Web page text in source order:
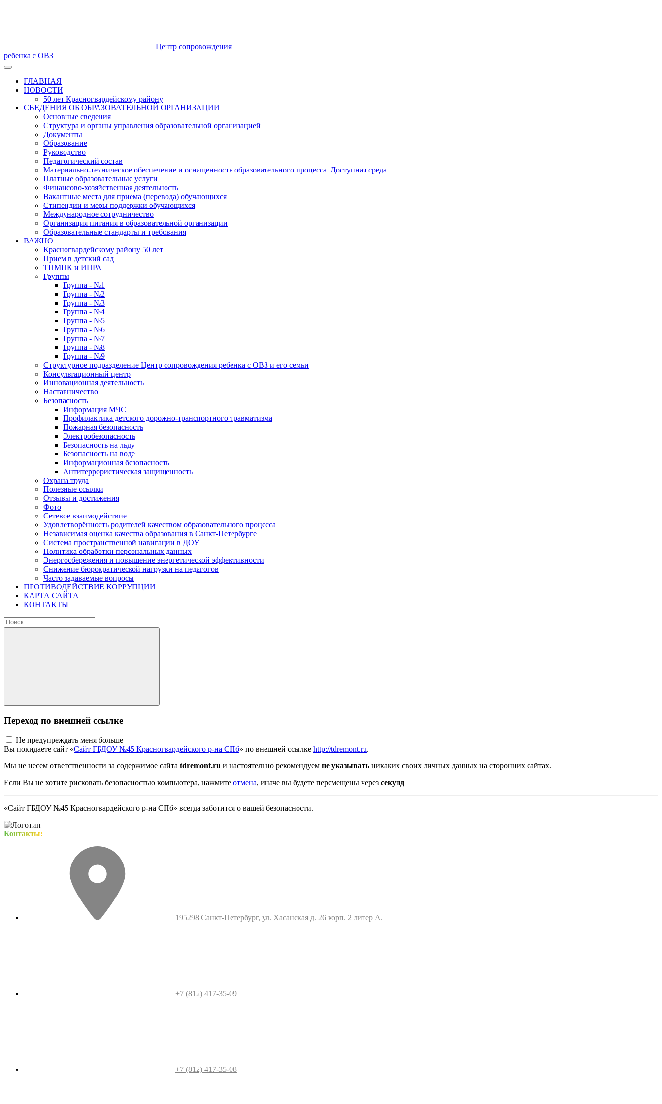
Центр сопровождения
ребенка с ОВЗ
ГЛАВНАЯ
НОВОСТИ
50 лет Красногвардейскому району
СВЕДЕНИЯ ОБ ОБРАЗОВАТЕЛЬНОЙ ОРГАНИЗАЦИИ
Основные сведения
Структура и органы управления образовательной организацией
Документы
Образование
Руководство
Педагогический состав
Материально-техническое обеспечение и оснащенность образовательного процесса. Доступная среда
Платные образовательные услуги
Финансово-хозяйственная деятельность
Вакантные места для приема (перевода) обучающихся
Стипендии и меры поддержки обучающихся
Международное сотрудничество
Организация питания в образовательной организации
Образовательные стандарты и требования
ВАЖНО
Красногвардейскому району 50 лет
Прием в детский сад
ТПМПК и ИПРА
Группы
Группа - №1
Группа - №2
Группа - №3
Группа - №4
Группа - №5
Группа - №6
Группа - №7
Группа - №8
Группа - №9
Структурное подразделение Центр сопровождения ребенка с ОВЗ и его семьи
Консультационный центр
Инновационная деятельность
Наставничество
Безопасность
Информация МЧС
Профилактика детского дорожно-транспортного травматизма
Пожарная безопасность
Электробезопасность
Безопасность на льду
Безопасность на воде
Информационная безопасность
Антитеррористическая защищенность
Охрана труда
Полезные ссылки
Отзывы и достижения
Фото
Сетевое взаимодействие
Удовлетворённость родителей качеством образовательного процесса
Независимая оценка качества образования в Санкт-Петербурге
Система пространственной навигации в ДОУ
Политика обработки персональных данных
Энергосбережения и повышение энергетической эффективности
Снижение бюрократической нагрузки на педагогов
Часто задаваемые вопросы
ПРОТИВОДЕЙСТВИЕ КОРРУПЦИИ
КАРТА САЙТА
КОНТАКТЫ
Переход по внешней ссылке
Не предупреждать меня больше
Вы покидаете сайт «Сайт ГБДОУ №45 Красногвардейского р-на СПб» по внешней ссылке http://tdremont.ru.
Мы не несем ответственности за содержимое сайта tdremont.ru и настоятельно рекомендуем не указывать никаких своих личных данных на сторонних сайтах.
Если Вы не хотите рисковать безопасностью компьютера, нажмите отмена, иначе вы будете перемещены через секунд
«Сайт ГБДОУ №45 Красногвардейского р-на СПб» всегда заботится о вашей безопасности.
Контакты:
195298 Санкт-Петербург, ул. Хасанская д. 26 корп. 2 литер А.
+7 (812) 417-35-09
+7 (812) 417-35-08